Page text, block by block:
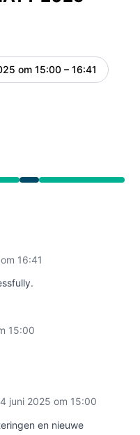
om 15:00 – 16:41 UTC
PM
16:41
15:00
juni 2025 om 15:00
en nieuwe